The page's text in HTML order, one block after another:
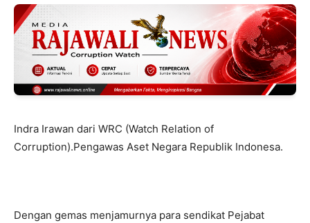
Indra Irawan dari WRC (Watch Relation of
Corruption).Pengawas Aset Negara Republik Indonesa.
Dengan gemas menjamurnya para sendikat Pejabat